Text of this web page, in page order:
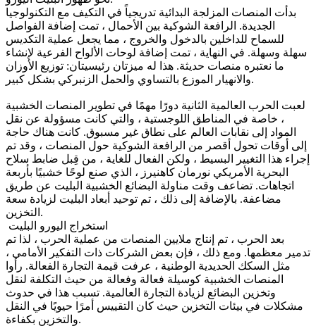
بدأت المنصات المزلجة البدائية تدريجياً في التكيف مع التكنولوجيا
الجديدة. الرافعة الشوكية بين الأحمال ، تمت إضافة الفواصل
للسماح للداخلين بالدخول والخروج ، مما يجعل عملية التكديس
سهلة وسهلة. في النهاية ، تمت إضافة لوحات الألواح الفرعية لإنشاء
ما نعتبره منصات حديثة. هذا له ميزتان رئيسيتان: توزيع الأوزان
والانهيار الموزع بالتساوي والحمل الزنبركي بشكل كبير.
لعبت الحرب العالمية الثانية دورًا مهمًا في تطوير المنصات الخشبية
، خاصة في المناطق اللوجستية ، والتي كانت مسؤولة عن نقل
المواد إلى نقابات العالم على نطاق غير مسبوق. كانت هناك حاجة
إلى أوقات تحول أقصر من الرافعة الشوكية حول المنصات ، وقد تم
إجراء هذا التغيير البسيط ، ولكن الفعال للغاية ، من قِبل ضابط سلاح
البحرية الأمريكي نورمان كاهنيرز ، الذي صنع لوحًا خشبيًا بأربعة
اتجاهات. تضاعف وقت مناولة البضائع الخشبية البليت عن طريق
مضاعفة. بالإضافة إلى ذلك ، تم توحيد أبعاد البليت لزيادة سعة
التخزين.
استخراج اليورو البليت
بعد الحرب ، تم إنتاج ملايين المنصات من عملية الحرب ، لذا تم
تدمير معظمها. ومع ذلك ، فإن بعض الشركات ذات التفكير الأمامي ،
مثل السكك الحديدية الوطنية ، عرفت قيمة التجارة الفعالة. رأوا
المنصات الخشبية كوسيلة فعالة وفعالة من حيث التكلفة لنقل
وتخزين البضائع لزيادة التجارة العالمية. تسبب هذا في حدوث
مشكلات في بيئات التخزين حيث كان التقييس أمرًا حيويًا في النقل
والتخزين بكفاءة.